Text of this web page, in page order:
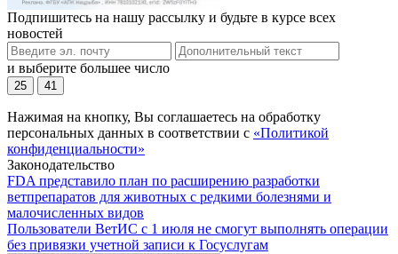
Подпишитесь на нашу рассылку и будьте в курсе всех
новостей
и выберите большее число
25 41
Нажимая на кнопку, Вы соглашаетесь на обработку
персональных данных в соответствии с «Политикой
конфиденциальности»
Законодательство
FDA представило план по расширению разработки
ветпрепаратов для животных с редкими болезнями и
малочисленных видов
Пользователи ВетИС с 1 июля не смогут выполнять операции
без привязки учетной записи к Госуслугам